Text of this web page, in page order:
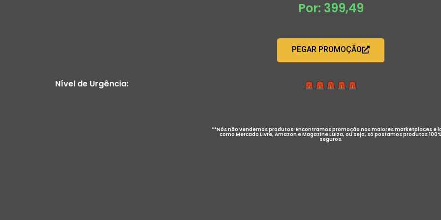
Por: 399,49
PEGAR PROMOÇÃO
Nível de Urgência:
**Nós não vendemos produtos! Encontramos promoção nos maiores marketplaces e
como Mercado Livre, Amazon e Magazine Luiza, ou seja, só postamos produtos 100%
seguros.